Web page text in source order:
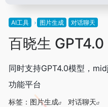
AI工具 图片生成 对话聊天
百晓生 GPT4.0
同时支持GPT4.0模型，
功能平台
标签： 图片生成 对话聊天